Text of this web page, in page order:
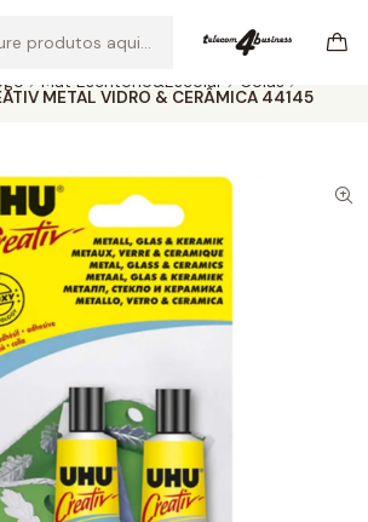
Ler mais
Mat Escritório&Escolar Colas
METAL VIDRO & CERÂMICA 44145